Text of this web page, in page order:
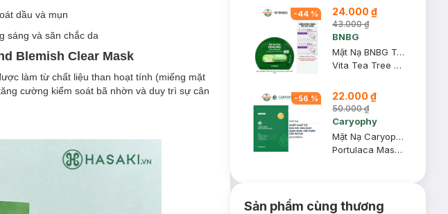
dầu và mụn
sáng và săn chắc da
Blemish Clear Mask
làm từ chất liệu than hoạt tính (miếng mặt
cường kiểm soát bã nhờn và duy trì sự cân
01 Combo 5 Mặt
Nạ Foodaholic
Cấp Ẩm, Phục Hồi
-44 % 24.000 ₫
43.000 ₫
BNBG
Mặt Nạ BNBG Tràm Trà Giúp Thải Độc Da, Giảm Mụn 30ml
Vita Tea Tree Healing Face Mask Pack
-56% 22.000 ₫
50.000 ₫
Caryophy
Mặt Nạ Caryophy Làm Giảm Mụn, Thâm & Dưỡng Ẩm Da 22g
Portulaca Mask Sheet 3in1
Sản phẩm cùng thương